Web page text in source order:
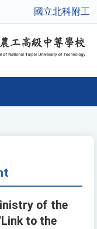
國立北科附工
of the
to the